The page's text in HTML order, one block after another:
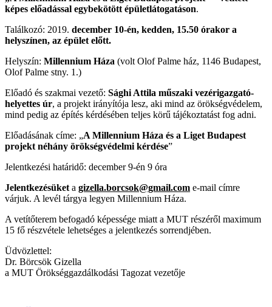
képes előadással egybekötött épületlátogatáson.
Találkozó: 2019. december 10-én, kedden, 15.50 órakor a
helyszínen, az épület előtt.
Helyszín: Millennium Háza (volt Olof Palme ház, 1146 Budapest,
Olof Palme stny. 1.)
Előadó és szakmai vezető: Sághi Attila műszaki vezérigazgató-
helyettes úr, a projekt irányítója lesz, aki mind az örökségvédelem,
mind pedig az építés kérdésében teljes körű tájékoztatást fog adni.
Előadásának címe: „A Millennium Háza és a Liget Budapest
projekt néhány örökségvédelmi kérdése”
Jelentkezési határidő: december 9-én 9 óra
Jelentkezésüket a gizella.borcsok@gmail.com e-mail címre
várjuk. A levél tárgya legyen Millennium Háza.
A vetítőterem befogadó képessége miatt a MUT részéről maximum
15 fő részvétele lehetséges a jelentkezés sorrendjében.
Üdvözlettel:
Dr. Börcsök Gizella
a MUT Örökséggazdálkodási Tagozat vezetője